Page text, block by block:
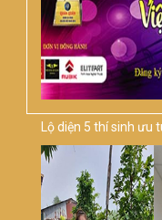
Lộ diện 5 thí sinh ưu
Nam 2020